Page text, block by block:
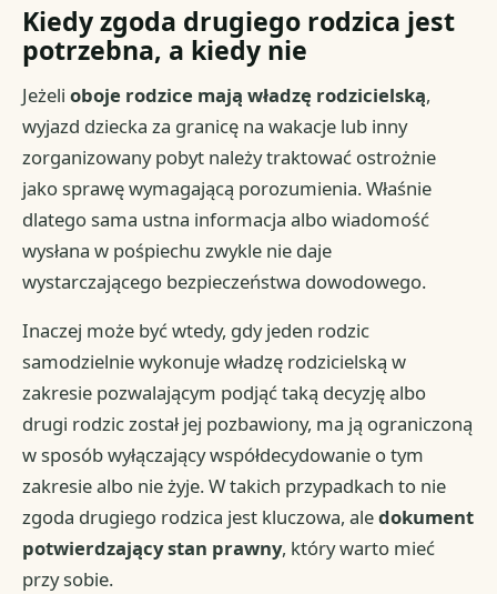
Kiedy zgoda drugiego rodzica jest
potrzebna, a kiedy nie
Jeżelioboje rodzice mają władzę rodzicielską,
wyjazd dziecka za granicę na wakacje lub inny
zorganizowany pobyt należy traktować ostrożnie
jako sprawę wymagającą porozumienia. Właśnie
dlatego sama ustna informacja albo wiadomość
wysłana w pośpiechu zwykle nie daje
wystarczającego bezpieczeństwa dowodowego.
Inaczej może być wtedy, gdy jeden rodzic
samodzielnie wykonuje władzę rodzicielską w
zakresie pozwalającym podjąć taką decyzję albo
drugi rodzic został jej pozbawiony, ma ją ograniczoną
w sposób wyłączający współdecydowanie o tym
zakresie albo nie żyje. W takich przypadkach to nie
zgoda drugiego rodzica jest kluczowa, aledokument
potwierdzający stan prawny, który warto mieć
przy sobie.